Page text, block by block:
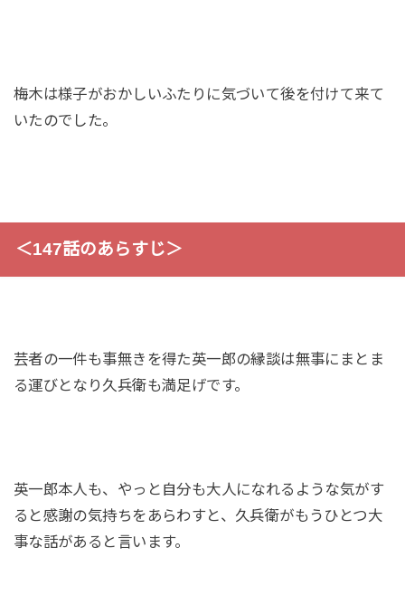
梅木は様子がおかしいふたりに気づいて後を付けて来て
いたのでした。
＜147話のあらすじ＞
芸者の一件も事無きを得た英一郎の縁談は無事にまとま
る運びとなり久兵衛も満足げです。
英一郎本人も、やっと自分も大人になれるような気がす
ると感謝の気持ちをあらわすと、久兵衛がもうひとつ大
事な話があると言います。